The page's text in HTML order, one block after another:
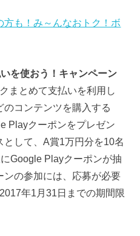
も！み～んなおトク！ボ
を使おう！キャンペーン
まとめて支払いを利用し
コンテンツを購入する
Playクーポンをプレゼン
として、A賞1万円分を10名
Google Playクーポンが抽
の参加には、応募が必要
年1月31日までの期間限